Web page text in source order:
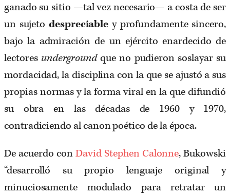
ganado su sitio —tal vez necesario— a costa de ser
un sujeto despreciable y profundamente sincero,
bajo la admiración de un ejército enardecido de
lectores undergroundque no pudieron soslayar su
mordacidad, la disciplina con la que se ajustó a sus
propias normas y la forma viral en la que difundió
su obra en las décadas de 1960 y 1970,
contradiciendo al canon poético de la época.
De acuerdo conDavid Stephen Calonne, Bukowski
“desarrolló su propio lenguaje original y
minuciosamente modulado para retratar un